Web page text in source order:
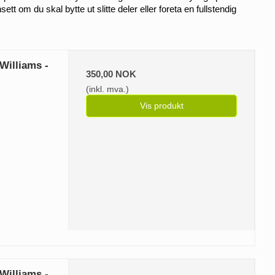
om du skal bytte ut slitte deler eller foreta en fullstendig
-
350,00 NOK
(inkl. mva.)
Vis produkt